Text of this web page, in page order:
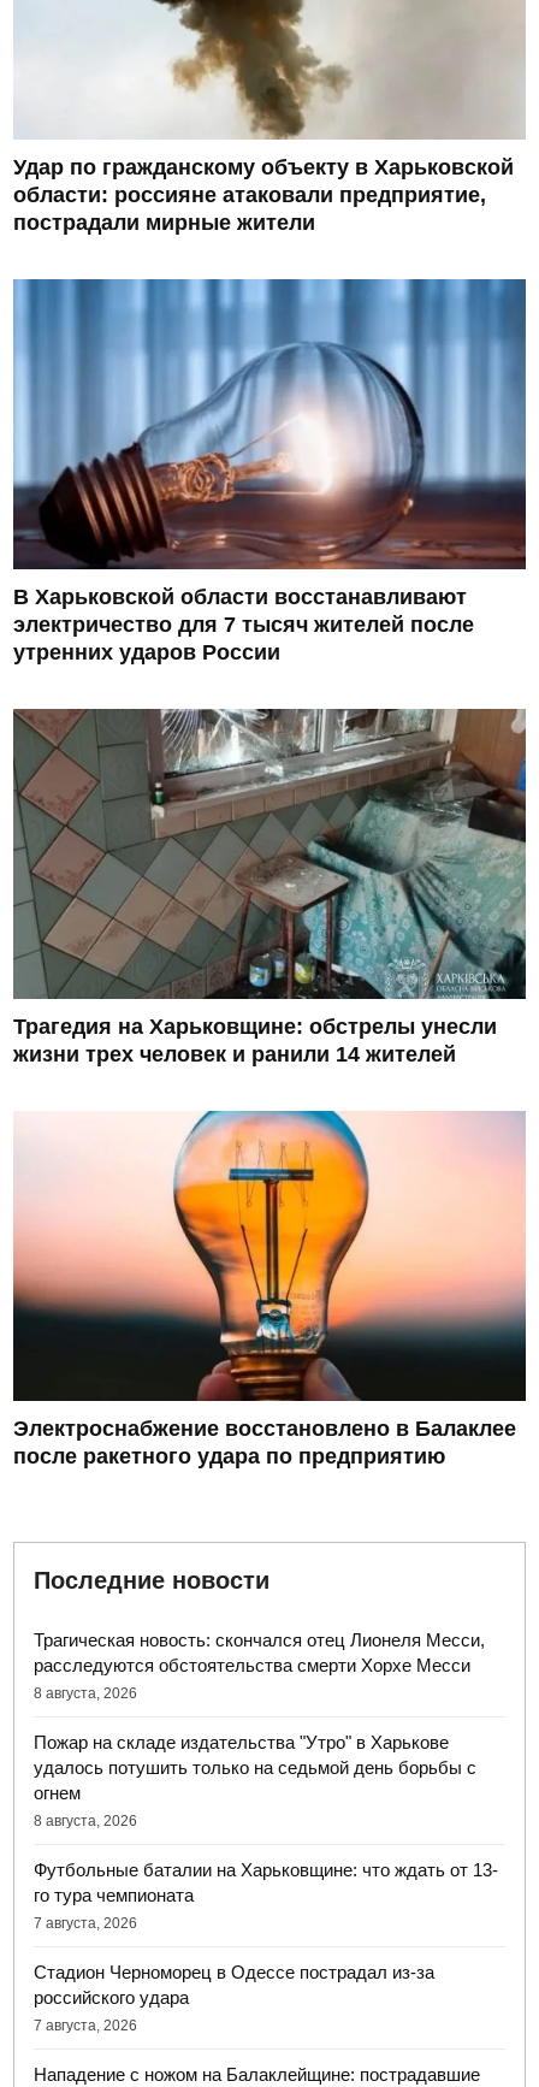
Удар по гражданскому объекту в Харьковской
области: россияне атаковали предприятие,
пострадали мирные жители
В Харьковской области восстанавливают
электричество для 7 тысяч жителей после
утренних ударов России
Трагедия на Харьковщине: обстрелы унесли
жизни трех человек и ранили 14 жителей
Электроснабжение восстановлено в Балаклее
после ракетного удара по предприятию
Последние новости
Трагическая новость: скончался отец Лионеля Месси,
расследуются обстоятельства смерти Хорхе Месси
8 августа, 2026
Пожар на складе издательства "Утро" в Харькове
удалось потушить только на седьмой день борьбы с
огнем
8 августа, 2026
Футбольные баталии на Харьковщине: что ждать от 13-
го тура чемпионата
7 августа, 2026
Стадион Черноморец в Одессе пострадал из-за
российского удара
7 августа, 2026
Нападение с ножом на Балаклейщине: пострадавшие